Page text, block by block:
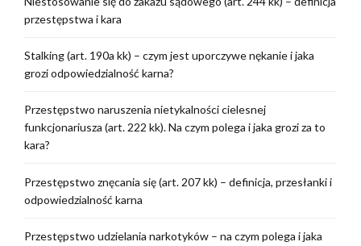
przestępstwa i kara
Stalking (art. 190a kk) – czym jest uporczywe nękanie i jaka
grozi odpowiedzialność karna?
Przestępstwo naruszenia nietykalności cielesnej
funkcjonariusza (art. 222 kk). Na czym polega i jaka grozi za to
kara?
Przestępstwo znęcania się (art. 207 kk) – definicja, przesłanki i
odpowiedzialność karna
Przestępstwo udzielania narkotyków – na czym polega i jaka